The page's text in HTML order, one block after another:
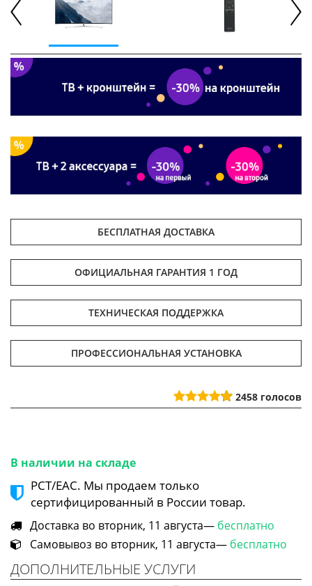
БЕСПЛАТНАЯ ДОСТАВКА
ОФИЦИАЛЬНАЯ ГАРАНТИЯ 1 ГОД
ТЕХНИЧЕСКАЯ ПОДДЕРЖКА
ПРОФЕССИОНАЛЬНАЯ УСТАНОВКА
2458 голосов
В наличии на складе
РСТ/ЕАС. Мы продаем только
сертифицированный в России товар.
Доставка во вторник, 11 августа— бесплатно
Самовывоз во вторник, 11 августа— бесплатно
ДОПОЛНИТЕЛЬНЫЕ УСЛУГИ